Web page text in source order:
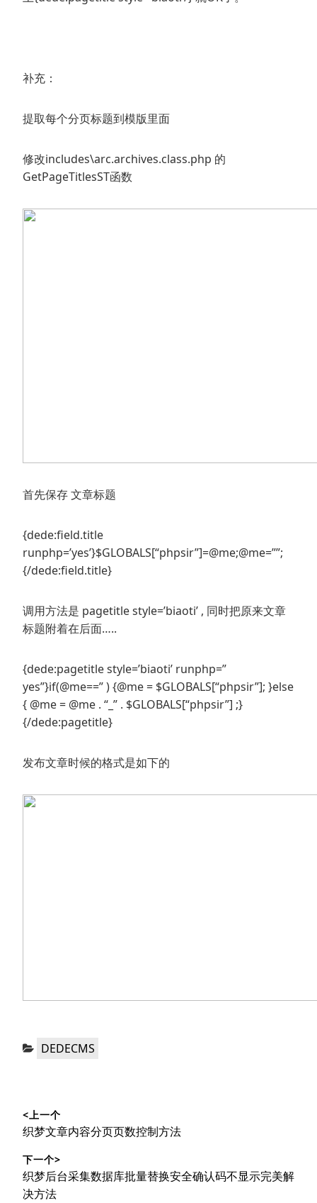
补充：
提取每个分页标题到模版里面
修改includes\arc.archives.class.php 的
GetPageTitlesST函数
首先保存 文章标题
{dede:field.title
runphp=’yes’}$GLOBALS[“phpsir”]=@me;@me=””;
{/dede:field.title}
调用方法是 pagetitle style=’biaoti’ , 同时把原来文章
标题附着在后面…..
{dede:pagetitle style=’biaoti’ runphp=”
yes”}if(@me==” ) {@me = $GLOBALS[“phpsir”]; }else
{ @me = @me . “_” . $GLOBALS[“phpsir”] ;}
{/dede:pagetitle}
发布文章时候的格式是如下的
分
DEDECMS
章
导
航
<上一个
上
文
章：
织梦文章内容分页页数控制方法
下一个>
下
篇
织梦后台采集数据库批量替换安全确认码不显示完美解
决方法